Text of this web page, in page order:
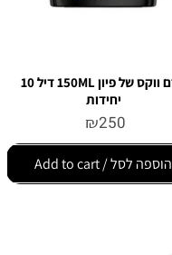
קרם ווקס של פיון 150ML דיל 10
יחידות
₪250
הוספה לסל / Add to cart